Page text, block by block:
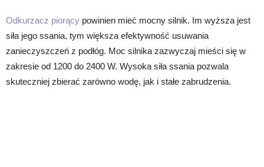
Odkurzacz piorący powinien mieć mocny silnik. Im wyższa jest
siła jego ssania, tym większa efektywność usuwania
zanieczyszczeń z podłóg. Moc silnika zazwyczaj mieści się w
zakresie od 1200 do 2400 W. Wysoka siła ssania pozwala
skuteczniej zbierać zarówno wodę, jak i stałe zabrudzenia.